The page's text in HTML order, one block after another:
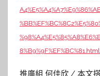
8%B9%9F%EF%BC%81.html
推廣組 何佳欣 / 本文